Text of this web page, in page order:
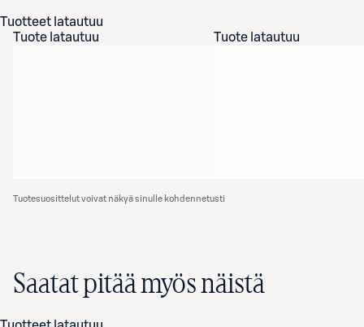
Tuotteet latautuu
Tuote latautuu
Tuote latautuu
Tuotesuosittelut voivat näkyä sinulle kohdennetusti
Saatat pitää myös näistä